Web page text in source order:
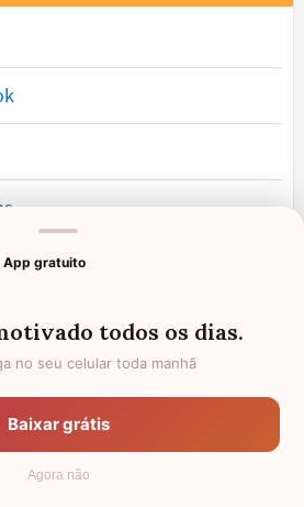
App gratuito
todos os dias.
no seu celular toda manhã
Baixar grátis
Agora não